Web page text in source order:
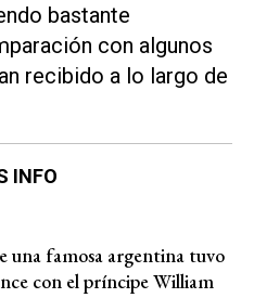
bastante
con algunos
recibido a lo largo de
INFO
una famosa argentina tuvo
con el príncipe William